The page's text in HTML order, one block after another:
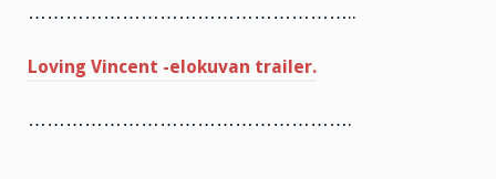
……………………………………………..
Loving Vincent -elokuvan trailer.
…………………………………………….